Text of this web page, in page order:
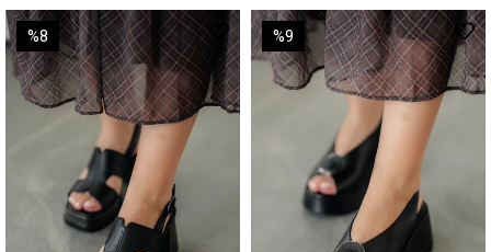
%8 %9